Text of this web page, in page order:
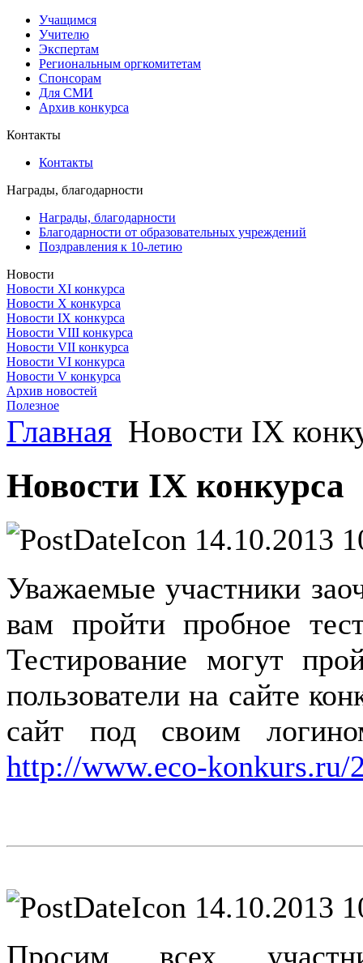
Учащимся
Учителю
Экспертам
Региональным оргкомитетам
Спонсорам
Для СМИ
Архив конкурса
Контакты
Контакты
Награды, благодарности
Награды, благодарности
Благодарности от образовательных учреждений
Поздравления к 10-летию
Новости
Новости XI конкурса
Новости X конкурса
Новости IX конкурса
Новости VIII конкурса
Новости VII конкурса
Новости VI конкурса
Новости V конкурса
Архив новостей
Полезное
Главная Новости IX
Новости IX конкурса
14.10.2013
Уважаемые участники
вам пройти пробное
Тестирование могут
пользователи на сайте
сайт под своим
http://www.eco-konkurs.ru/
14.10.2013
Просим всех